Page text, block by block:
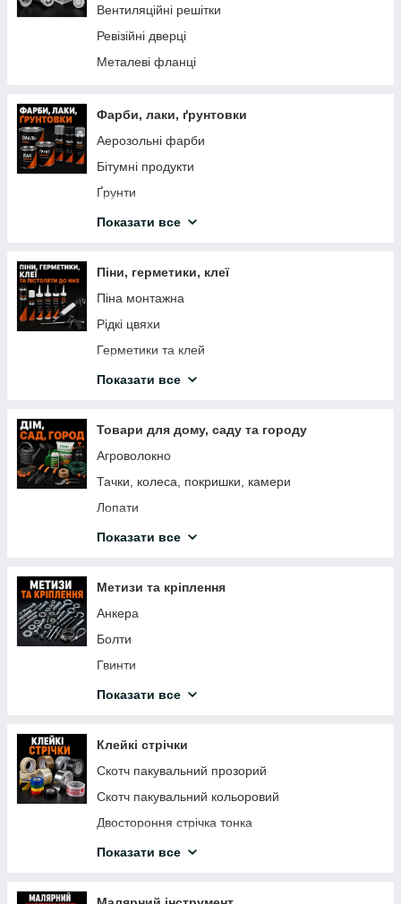
Відрізні кола по каменю
Кола зачистні коралові
Стрічка шліфувальна нескінченна
Борфрези твердосплавні по металу
Свердла і бури
Вентиляційні решітки
Ревізійні дверці
Металеві фланці
Фарби, лаки, ґрунтовки
Аерозольні фарби
Бітумні продукти
Ґрунти
Водоемульсійні фарби
Барвники
Лаки
Покриття для дерева
Розчинники
Шпаклювання, штукатурки
Декоративна фарба
Фарба Вагонка ПФ-133
Молоткова фарба
Акрилова фарба
Показати все
Піни, герметики, клеї
Піна монтажна
Рідкі цвяхи
Герметики та клей
Пістолет для піни і герметиків
Показати все
Товари для дому, саду та городу
Агроволокно
Тачки, колеса, покришки, камери
Лопати
Відра, тази
Плівка поліетиленова
Секатори
Побутова хімія
Ліска для тримера
Шнури, шпагати, мотузки
Гриль
Туризм
Сітка затіняюча
Показати все
Метизи та кріплення
Анкера
Болти
Гвинти
Гайки
Дюбеля
Заклепки
Кріплення для теплоізоляції
Гаки, гачки
Самонарізи
Шайби
Показати все
Клейкі стрічки
Скотч пакувальний прозорий
Скотч пакувальний кольоровий
Двостороння стрічка тонка
Двосторонній скотч на спіненої основі
Двосторонній скотч на поліпропіленовій основі
Показати все